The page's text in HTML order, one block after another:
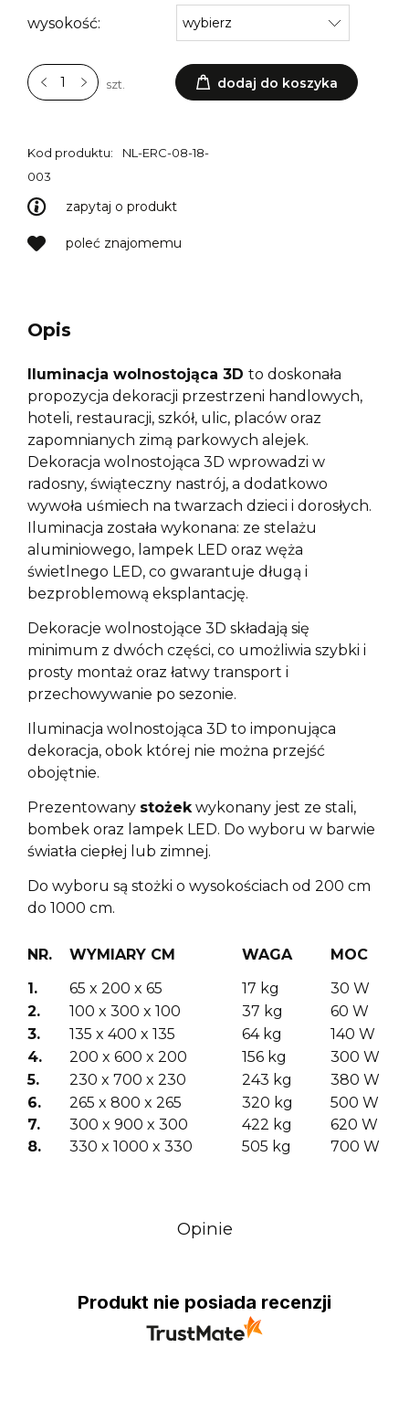
wysokość:
szt. dodaj do koszyka
Kod produktu:
NL-ERC-08-18-
003
zapytaj o produkt
poleć znajomemu
Opis
Iluminacja wolnostojąca 3D to doskonała
propozycja dekoracji przestrzeni handlowych,
hoteli, restauracji, szkół, ulic, placów oraz
zapomnianych zimą parkowych alejek.
Dekoracja wolnostojąca 3D wprowadzi w
radosny, świąteczny nastrój, a dodatkowo
wywoła uśmiech na twarzach dzieci i dorosłych.
Iluminacja została wykonana: ze stelażu
aluminiowego, lampek LED oraz węża
świetlnego LED, co gwarantuje długą i
bezproblemową eksplantację.
Dekoracje wolnostojące 3D składają się
minimum z dwóch części, co umożliwia szybki i
prosty montaż oraz łatwy transport i
przechowywanie po sezonie.
Iluminacja wolnostojąca 3D to imponująca
dekoracja, obok której nie można przejść
obojętnie.
Prezentowany stożekwykonany jest ze stali,
bombek oraz lampek LED. Do wyboru w barwie
światła ciepłej lub zimnej.
Do wyboru są stożki o wysokościach od 200 cm
do 1000 cm.
NR. WYMIARY CM WAGA
MOC
1.
65 x 200 x 65 17 kg
30 W
2.
100 x 300 x 100 37 kg
60 W
3.
135 x 400 x 135 64 kg
140 W
4.
200 x 600 x 200 156 kg
300 W
5.
230 x 700 x 230 243 kg
380 W
6.
265 x 800 x 265 320 kg
500 W
7.
300 x 900 x 300 422 kg
620 W
8.
330 x 1000 x 330 505 kg 700 W
Opinie
Produkt nie posiada recenzji